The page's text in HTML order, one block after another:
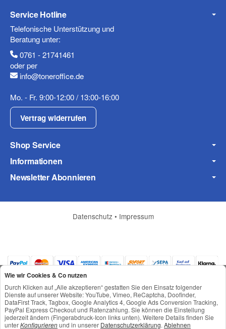
Mobiltelefon
Fax
Frage zum Artikel
Service Hotline
Telefonische Unterstützung und
Beratung unter:
0761 - 21741461
oder per
info@toneroffice.de
Mo. - Fr. 9:00-12:00 / 13:00-16:00
Vertrag widerrufen
Shop Service
Informationen
Newsletter Abonnieren
Datenschutz • Impressum
*Alle Preise inkl. gesetzlicher USt., zzgl.Versand
Wie wir Cookies & Co nutzen
Durch Klicken auf „Alle akzeptieren“ gestatten Sie den Einsatz folgender
Dienste auf unserer Website: YouTube, Vimeo, ReCaptcha, Doofinder,
DataFirst Track, Tagbox, Google Analytics 4, Google Ads Conversion Tracking,
PayPal Express Checkout und Ratenzahlung. Sie können die Einstellung
jederzeit ändern (Fingerabdruck-Icon links unten). Weitere Details finden Sie
unterKonfigurierenund in unserer Datenschutzerklärung. Ablehnen